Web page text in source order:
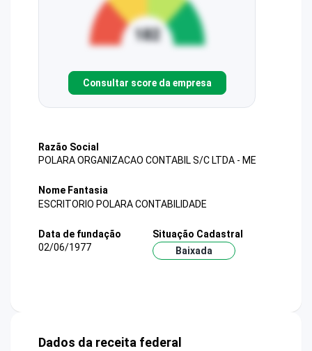
Consultar score da empresa
Razão Social
POLARA ORGANIZACAO CONTABIL S/C LTDA - ME
Nome Fantasia
ESCRITORIO POLARA CONTABILIDADE
Data de fundação
02/06/1977
Situação Cadastral
Baixada
Dados da receita federal